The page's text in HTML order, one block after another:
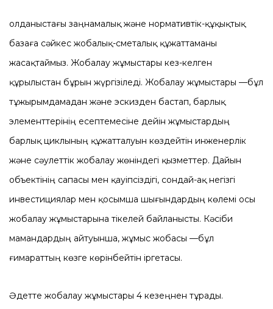
Қолданыстағы заңнамалық және нормативтік-құқықтық
базаға сәйкес жобалық-сметалық құжаттаманы
жасақтаймыз. Жобалау жұмыстары кез-келген
құрылыстан бұрын жүргізіледі. Жобалау жұмыстары —бұл
тұжырымдамадан және эскизден бастап, барлық
элементтерінің есептемесіне дейін жұмыстардың
барлық циклының құжатталуын көздейтін инженерлік
және сәулеттік жобалау жөніндегі қызметтер. Дайын
объектінің сапасы мен қауіпсіздігі, сондай-ақ негізгі
инвестициялар мен қосымша шығындардың көлемі осы
жобалау жұмыстарына тікелей байланысты. Кәсіби
мамандардың айтуынша, жұмыс жобасы —бұл
ғимараттың көзге көрінбейтін іргетасы.
Әдетте жобалау жұмыстары 4 кезеңнен тұрады.